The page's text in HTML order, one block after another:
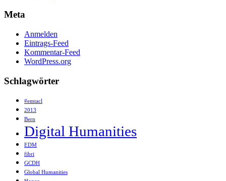
Meta
Anmelden
Eintrags-Feed
Kommentar-Feed
WordPress.org
Schlagwörter
#emtacl
2013
Bern
Digital Humanities
EDM
fibri
GCDH
Global Humanities